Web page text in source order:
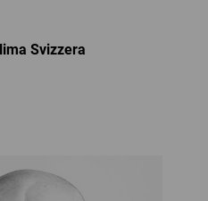
Svizzera